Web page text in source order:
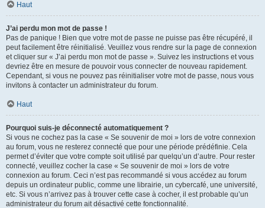
Haut
J’ai perdu mon mot de passe !
Pas de panique ! Bien que votre mot de passe ne puisse pas être récupéré, il
peut facilement être réinitialisé. Veuillez vous rendre sur la page de connexion
et cliquer sur « J’ai perdu mon mot de passe ». Suivez les instructions et vous
devriez être en mesure de pouvoir vous connecter de nouveau rapidement.
Cependant, si vous ne pouvez pas réinitialiser votre mot de passe, nous vous
invitons à contacter un administrateur du forum.
Haut
Pourquoi suis-je déconnecté automatiquement ?
Si vous ne cochez pas la case « Se souvenir de moi » lors de votre connexion
au forum, vous ne resterez connecté que pour une période prédéfinie. Cela
permet d’éviter que votre compte soit utilisé par quelqu’un d’autre. Pour rester
connecté, veuillez cocher la case « Se souvenir de moi » lors de votre
connexion au forum. Ceci n’est pas recommandé si vous accédez au forum
depuis un ordinateur public, comme une librairie, un cybercafé, une université,
etc. Si vous n’arrivez pas à trouver cette case à cocher, il est probable qu’un
administrateur du forum ait désactivé cette fonctionnalité.